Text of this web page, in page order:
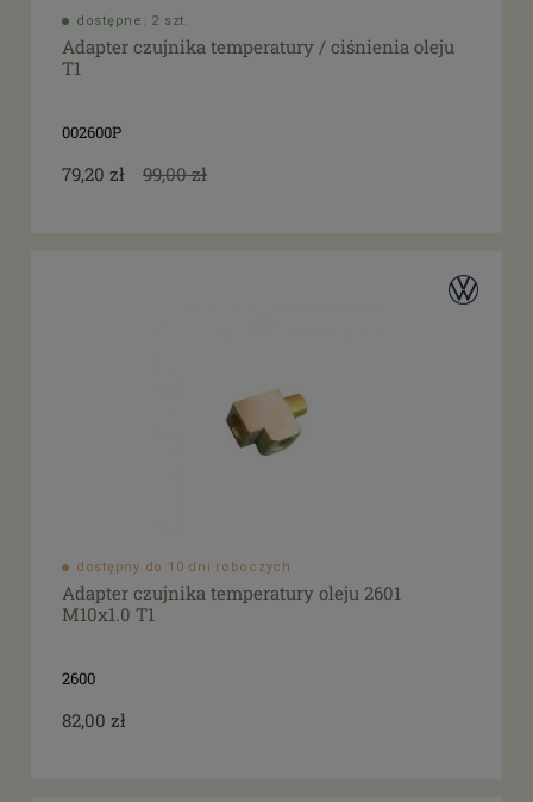
dostępne: 2 szt.
Adapter czujnika temperatury / ciśnienia oleju
T1
002600P
79,20 zł 99,00 zł
dostępny do 10 dni roboczych
Adapter czujnika temperatury oleju 2601
M10x1.0 T1
2600
82,00 zł